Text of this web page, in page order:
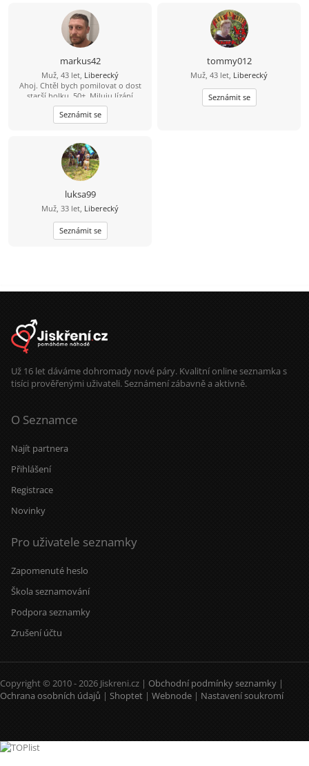
moře a pomerne vsechno co život
nabizí.
markus42
Muž, 43 let, Liberecký
Ahoj. Chtěl bych pomilovat o dost
starší holku, 50+. Miluju lízání
kundičky. Pokud mas zájem piš.
Seznámit se
tommy012
Muž, 43 let, Liberecký
Seznámit se
luksa99
Muž, 33 let, Liberecký
Seznámit se
Už 16 let dáváme dohromady nové páry. Kvalitní online seznamka s
tisíci prověřenými uživateli. Seznámení zábavně a aktivně.
O Seznamce
Najít partnera
Přihlášení
Registrace
Novinky
Pro uživatele seznamky
Zapomenuté heslo
Škola seznamování
Podpora seznamky
Zrušení účtu
Copyright © 2010 - 2026 Jiskreni.cz | Obchodní podmínky seznamky |
Ochrana osobních údajů | Shoptet | Webnode | Nastavení soukromí